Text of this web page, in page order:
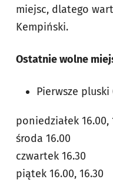
miejsc, dlatego
Kempiński.
Ostatnie wolne
Pierwsze
poniedziałek 16.00,
środa 16.00
czwartek 16.30
piątek 16.00, 16.30